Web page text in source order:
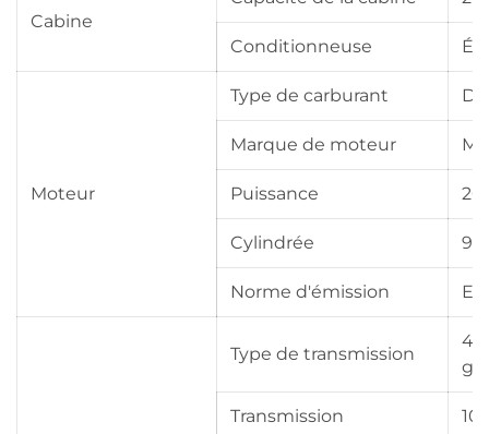
Cabine
Conditionneuse
Moteur
Type de carburant
Marque de moteur
Puissance
Cylindrée
Norme d'émission
Type de transmission
Transmission 10